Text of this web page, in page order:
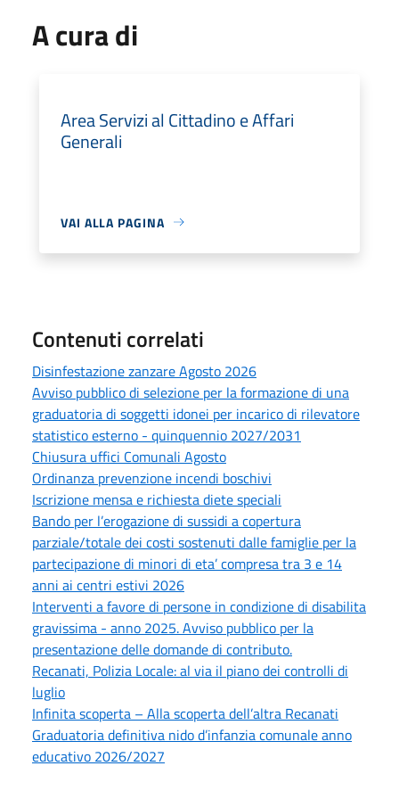
A cura di
Area Servizi al Cittadino e Affari
Generali
VAI ALLA PAGINA
Contenuti correlati
Disinfestazione zanzare Agosto 2026
Avviso pubblico di selezione per la formazione di una
graduatoria di soggetti idonei per incarico di rilevatore
statistico esterno - quinquennio 2027/2031
Chiusura uffici Comunali Agosto
Ordinanza prevenzione incendi boschivi
Iscrizione mensa e richiesta diete speciali
Bando per l’erogazione di sussidi a copertura
parziale/totale dei costi sostenuti dalle famiglie per la
partecipazione di minori di eta’ compresa tra 3 e 14
anni ai centri estivi 2026
Interventi a favore di persone in condizione di disabilita
gravissima - anno 2025. Avviso pubblico per la
presentazione delle domande di contributo.
Recanati, Polizia Locale: al via il piano dei controlli di
luglio
Infinita scoperta – Alla scoperta dell’altra Recanati
Graduatoria definitiva nido d’infanzia comunale anno
educativo 2026/2027